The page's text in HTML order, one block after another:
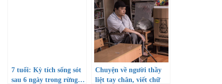
7 tuổi: Kỳ tích sống sót
sau 6 ngày trong rừng…
Chuyện về người thầy
liệt tay chân, viết chữ